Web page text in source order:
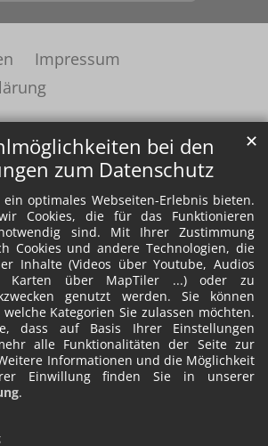
bei den
zum Datenschutz
optimales Webseiten-Erlebnis bieten.
Cookies, die für das Funktionieren
sind. Mit Ihrer Zustimmung
Cookies und andere Technologien, die
Inhalte (Videos über Youtube, Audios
Karten über MapTiler ...) oder zu
genutzt werden. Sie können
Kategorien Sie zulassen möchten.
dass auf Basis Ihrer Einstellungen
alle Funktionalitäten der Seite zur
Informationen und die Möglichkeit
Einwillung finden Sie in unserer
.
✕
Impressum